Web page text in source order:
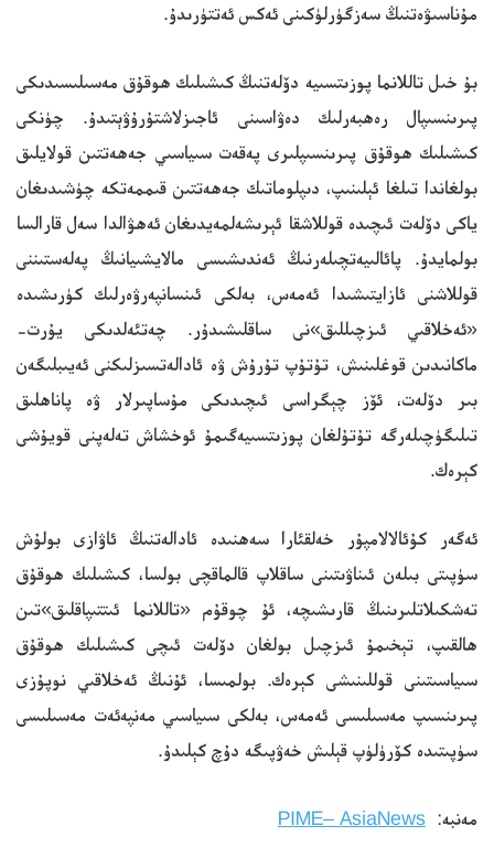
مۇناسىۋەتنىڭ سەزگۈرلۈكىنى ئەكس ئەتتۈرىدۇ.
بۇ خىل تاللانما پوزىتسىيە دۆلەتنىڭ كىشىلىك ھوقۇق مەسىلىسىدىكى
پىرىنسىپال رەھبەرلىك دەۋاسىنى ئاجىزلاشتۇرۇۋېتىدۇ. چۈنكى
كىشىلىك ھوقۇق پىرىنسىپلىرى پەقەت سىياسىي جەھەتتىن قولايلىق
بولغاندا تىلغا ئېلىنىپ، دىپلوماتىك جەھەتتىن قىممەتكە چۈشىدىغان
ياكى دۆلەت ئىچىدە قوللاشقا ئېرىشەلمەيدىغان ئەھۋالدا سەل قارالسا
بولمايدۇ. پائالىيەتچىلەرنىڭ ئەندىشىسى مالايشىيانىڭ پەلەستىننى
قوللاشنى ئازايتىشىدا ئەمەس، بەلكى ئىنسانپەرۋەرلىك كۈرىشىدە
«ئەخلاقىي ئىزچىللىق»نى ساقلىشىدۇر. چەتئەلدىكى يۇرت-
ماكانىدىن قوغلىنىش، تۇتۇپ تۇرۇش ۋە ئادالەتسىزلىكنى ئەيىبلىگەن
بىر دۆلەت، ئۆز چېگراسى ئىچىدىكى مۇساپىرلار ۋە پاناھلىق
تىلىگۈچىلەرگە تۇتۇلغان پوزىتسىيەگىمۇ ئوخشاش تەلەپنى قويۇشى
كېرەك.
ئەگەر كۇئالالامپۇر خەلقئارا سەھنىدە ئادالەتنىڭ ئاۋازى بولۇش
سۈپىتى بىلەن ئىناۋىتىنى ساقلاپ قالماقچى بولسا، كىشىلىك ھوقۇق
تەشكىلاتلىرىنىڭ قارىشىچە، ئۇ چوقۇم «تاللانما ئىتتىپاقلىق»تىن
ھالقىپ، تېخىمۇ ئىزچىل بولغان دۆلەت ئىچى كىشىلىك ھوقۇق
سىياسىتىنى قوللىنىشى كېرەك. بولمىسا، ئۇنىڭ ئەخلاقىي نوپۇزى
پىرىنسىپ مەسىلىسى ئەمەس، بەلكى سىياسىي مەنپەئەت مەسىلىسى
سۈپىتىدە كۆرۈلۈپ قېلىش خەۋپىگە دۇچ كېلىدۇ.
مەنبە: PIME– AsiaNews